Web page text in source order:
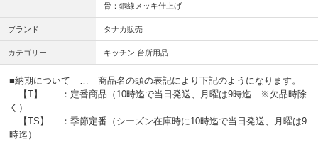
骨：銅線メッキ仕上げ
ブランド タナカ販売
カテゴリー キッチン 台所用品
■納期について … 商品名の頭の表記により下記のようになります。
【T】 ：定番商品（10時迄で当日発送、月曜は9時迄 ※欠品時除
く）
【TS】 ：季節定番（シーズン在庫時に10時迄で当日発送、月曜は9
時迄）